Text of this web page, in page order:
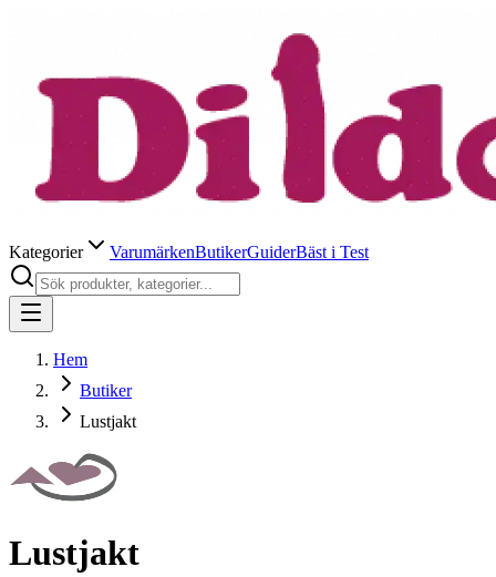
Kategorier VarumärkenButikerGuiderBäst i Test
Hem
Butiker
Lustjakt
Lustjakt